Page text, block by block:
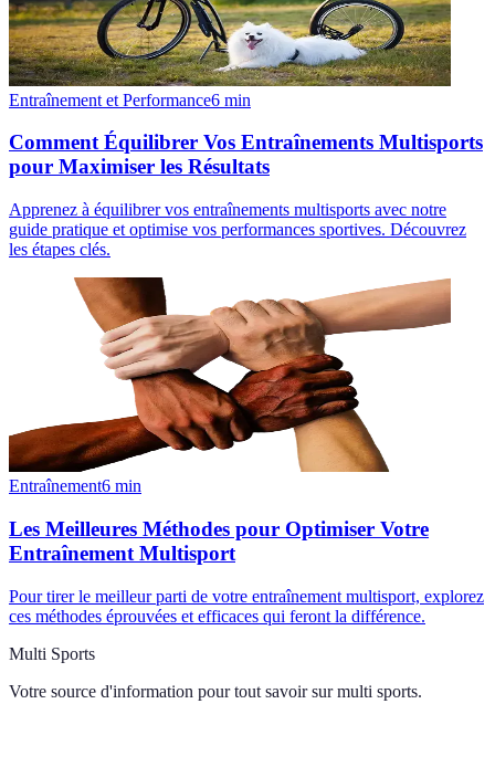
Entraînement et Performance6 min
Comment Équilibrer Vos Entraînements Multisports
pour Maximiser les Résultats
Apprenez à équilibrer vos entraînements multisports avec notre
guide pratique et optimise vos performances sportives. Découvrez
les étapes clés.
Entraînement6 min
Les Meilleures Méthodes pour Optimiser Votre
Entraînement Multisport
Pour tirer le meilleur parti de votre entraînement multisport, explorez
ces méthodes éprouvées et efficaces qui feront la différence.
Multi Sports
Votre source d'information pour tout savoir sur multi sports.